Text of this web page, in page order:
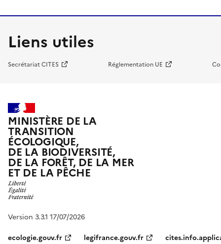
Liens utiles
Secrétariat CITES Réglementation UE
MINISTÈRE DE LA
TRANSITION
ÉCOLOGIQUE,
DE LA BIODIVERSITÉ,
DE LA FORÊT, DE LA MER
ET DE LA PÊCHE
Version 3.3.1 17/07/2026
ecologie.gouv.fr
legifrance.gouv.fr